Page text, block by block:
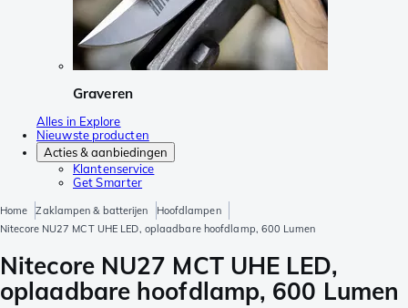
Graveren
Alles in Explore
Nieuwste producten
Acties & aanbiedingen
Klantenservice
Get Smarter
Home Zaklampen & batterijen
Hoofdlampen
Nitecore NU27 MCT UHE LED, oplaadbare hoofdlamp, 600 Lumen
Nitecore NU27 MCT UHE LED,
oplaadbare hoofdlamp, 600 Lumen